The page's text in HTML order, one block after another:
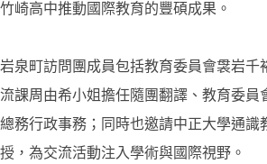
竹崎高中推動國際教育的豐碩成果。
岩泉町訪問團成員包括教育委員會袰岩千
流課周由希小姐擔任隨團翻譯、教育委員
總務行政事務；同時也邀請中正大學通識
授，為交流活動注入學術與國際視野。